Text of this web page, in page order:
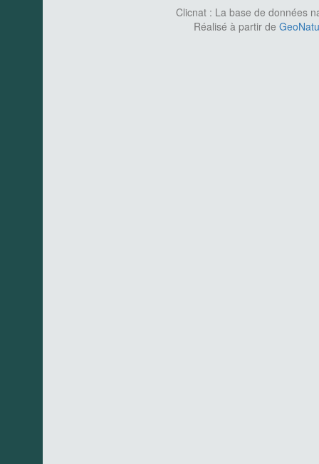
Clicnat : La base de données
Réalisé à partir de